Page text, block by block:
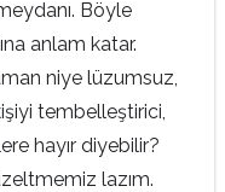
Böyle
anlam katar.
niye lüzumsuz,
tembelleştirici,
hayır diyebilir?
lazım.